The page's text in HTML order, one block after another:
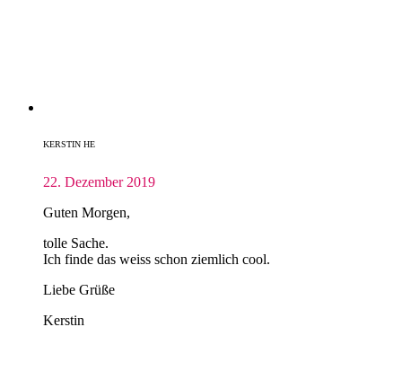
KERSTIN HE
22. Dezember 2019
Guten Morgen,
tolle Sache.
Ich finde das weiss schon ziemlich cool.
Liebe Grüße
Kerstin